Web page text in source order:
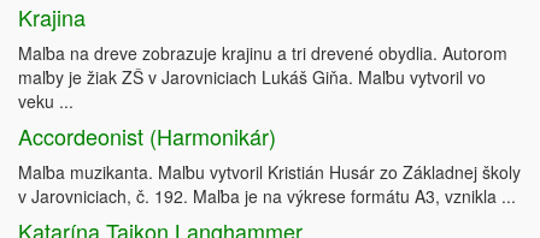
Krajina
Maľba na dreve zobrazuje krajinu a tri drevené obydlia. Autorom
maľby je žiak ZŠ v Jarovniciach Lukáš Giňa. Maľbu vytvoril vo
veku ...
Accordeonist (Harmonikár)
Maľba muzikanta. Maľbu vytvoril Kristián Husár zo Základnej školy
v Jarovniciach, č. 192. Maľba je na výkrese formátu A3, vznikla ...
Katarína Taikon Langhammer